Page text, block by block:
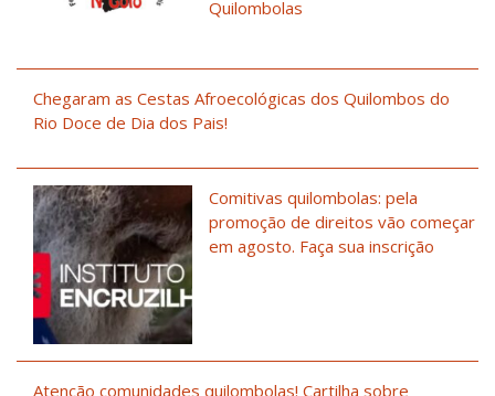
Quilombolas
Chegaram as Cestas Afroecológicas dos Quilombos do
Rio Doce de Dia dos Pais!
Comitivas quilombolas: pela
promoção de direitos vão começar
em agosto. Faça sua inscrição
Atenção comunidades quilombolas! Cartilha sobre